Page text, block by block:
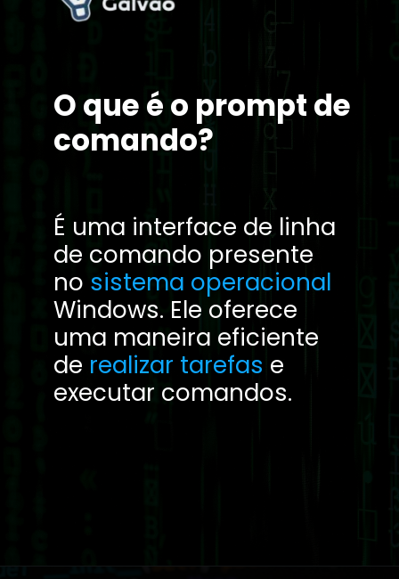
É uma interface de linha
de comando presente
no sistema operacional
Windows. Ele oferece
uma maneira eficiente
de realizar tarefas e
executar comandos.
O que é o prompt de
comando?